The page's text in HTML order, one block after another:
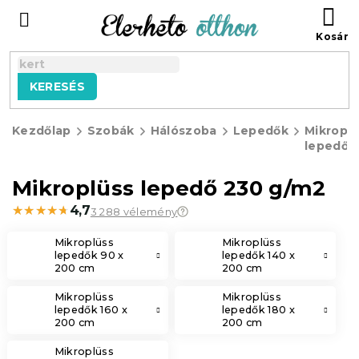
tartalomhoz
KERESÉS
Kezdőlap Szobák Hálószoba Lepedők
lepedők
Mikroplüss lepedő 230 g/m2
★★★★★
★★★★★ 4,73 288 vélemény
Mikroplüss
lepedők 90 x
200 cm
Mikroplüss
lepedők 140 x
200 cm
Mikroplüss
lepedők 160 x
200 cm
Mikroplüss
lepedők 180 x
200 cm
Mikroplüss